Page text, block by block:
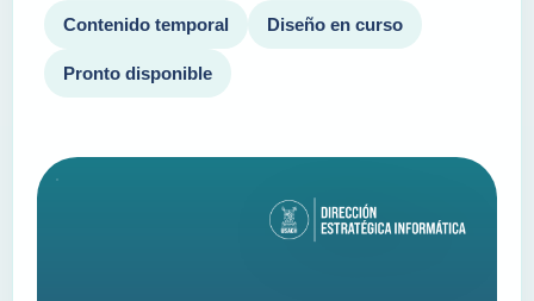
Contenido temporal Diseño en curso
Pronto disponible